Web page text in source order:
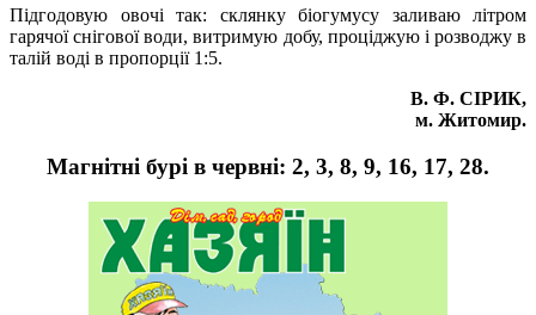
Підгодовую овочі так: склянку біогумусу заливаю літром
гарячої снігової води, витримую добу, проціджую і розводжу в
талій воді в пропорції 1:5.
В. Ф. СІРИК,
м. Житомир.
Магнітні бурі в червні: 2, 3, 8, 9, 16, 17, 28.